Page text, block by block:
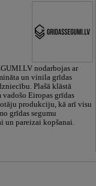
nodarbojas ar
un vinila grīdas
Plašā klāstā
vadošo Eiropas grīdas
produkciju, kā arī visu
grīdas segumu
un pareizai kopšanai.